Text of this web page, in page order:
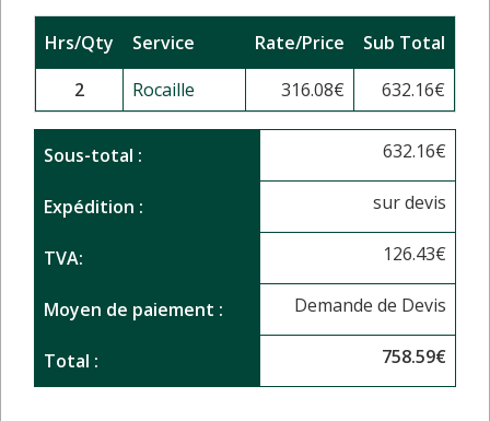
Hrs/Qty Service Rate/Price
Sub Total
2
Rocaille 316.08€ 632.16€
Sous-total : 632.16€
Expédition : sur devis
TVA: 126.43€
Moyen de paiement : Demande de Devis
Total : 758.59€